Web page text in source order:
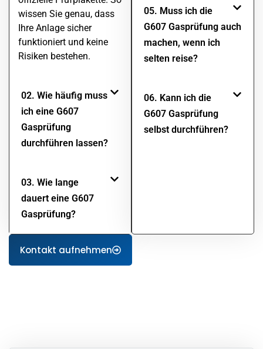
wissen Sie genau, dass
Ihre Anlage sicher
funktioniert und keine
Risiken bestehen.
02. Wie häufig muss
ich eine G607
Gasprüfung
durchführen lassen?
03. Wie lange
dauert eine G607
Gasprüfung?
05. Muss ich die
G607 Gasprüfung auch
machen, wenn ich
selten reise?
06. Kann ich die
G607 Gasprüfung
selbst durchführen?
Kontakt aufnehmen